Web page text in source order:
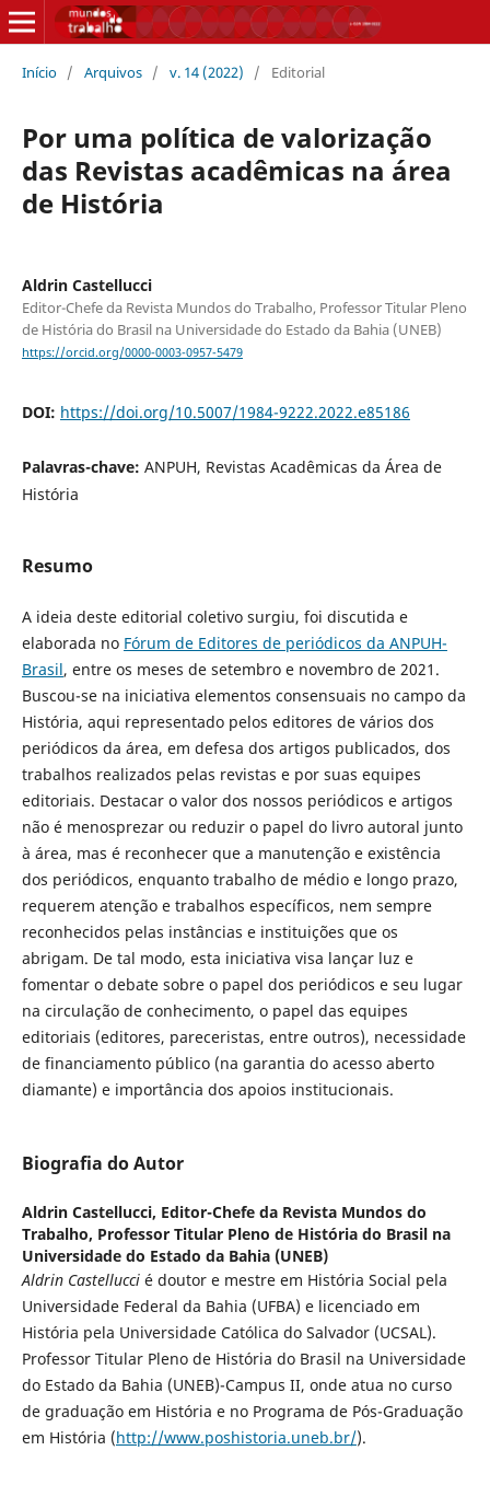
Início / Arquivos / v. 14 (2022) / Editorial
Por uma política de valorização
das Revistas acadêmicas na área
de História
Aldrin Castellucci
Editor-Chefe da Revista Mundos do Trabalho, Professor Titular Pleno
de História do Brasil na Universidade do Estado da Bahia (UNEB)
https://orcid.org/0000-0003-0957-5479
DOI: https://doi.org/10.5007/1984-9222.2022.e85186
Palavras-chave: ANPUH, Revistas Acadêmicas da Área de
História
Resumo
A ideia deste editorial coletivo surgiu, foi discutida e
elaborada no Fórum de Editores de periódicos da ANPUH-
Brasil, entre os meses de setembro e novembro de 2021.
Buscou-se na iniciativa elementos consensuais no campo da
História, aqui representado pelos editores de vários dos
periódicos da área, em defesa dos artigos publicados, dos
trabalhos realizados pelas revistas e por suas equipes
editoriais. Destacar o valor dos nossos periódicos e artigos
não é menosprezar ou reduzir o papel do livro autoral junto
à área, mas é reconhecer que a manutenção e existência
dos periódicos, enquanto trabalho de médio e longo prazo,
requerem atenção e trabalhos específicos, nem sempre
reconhecidos pelas instâncias e instituições que os
abrigam. De tal modo, esta iniciativa visa lançar luz e
fomentar o debate sobre o papel dos periódicos e seu lugar
na circulação de conhecimento, o papel das equipes
editoriais (editores, pareceristas, entre outros), necessidade
de financiamento público (na garantia do acesso aberto
diamante) e importância dos apoios institucionais.
Biografia do Autor
Aldrin Castellucci, Editor-Chefe da Revista Mundos do
Trabalho, Professor Titular Pleno de História do Brasil na
Universidade do Estado da Bahia (UNEB)
Aldrin Castelluccié doutor e mestre em História Social pela
Universidade Federal da Bahia (UFBA) e licenciado em
História pela Universidade Católica do Salvador (UCSAL).
Professor Titular Pleno de História do Brasil na Universidade
do Estado da Bahia (UNEB)-Campus II, onde atua no curso
de graduação em História e no Programa de Pós-Graduação
em História (http://www.poshistoria.uneb.br/).